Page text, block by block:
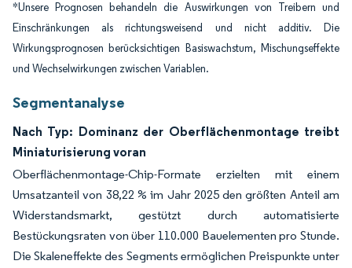
*Unsere Prognosen behandeln die Auswirkungen von Treibern und
Einschränkungen als richtungsweisend und nicht additiv. Die
Wirkungsprognosen berücksichtigen Basiswachstum, Mischungseffekte
und Wechselwirkungen zwischen Variablen.
Segmentanalyse
Nach Typ: Dominanz der Oberflächenmontage treibt
Miniaturisierung voran
Oberflächenmontage-Chip-Formate erzielten mit einem
Umsatzanteil von 38,22 % im Jahr 2025 den größten Anteil am
Widerstandsmarkt, gestützt durch automatisierte
Bestückungsraten von über 110.000 Bauelementen pro Stunde.
Die Skaleneffekte des Segments ermöglichen Preispunkte unter